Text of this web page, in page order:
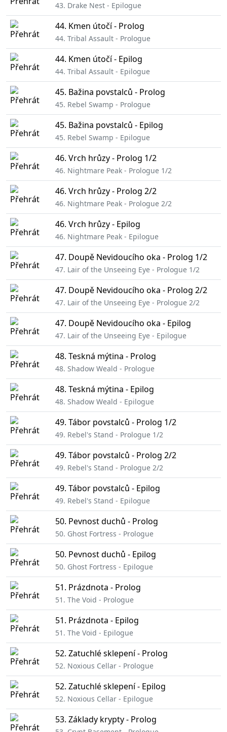
43. Drake Nest - Epilogue
44. Kmen útočí - Prolog
44. Tribal Assault - Prologue
44. Kmen útočí - Epilog
44. Tribal Assault - Epilogue
45. Bažina povstalců - Prolog
45. Rebel Swamp - Prologue
45. Bažina povstalců - Epilog
45. Rebel Swamp - Epilogue
46. Vrch hrůzy - Prolog 1/2
46. Nightmare Peak - Prologue 1/2
46. Vrch hrůzy - Prolog 2/2
46. Nightmare Peak - Prologue 2/2
46. Vrch hrůzy - Epilog
46. Nightmare Peak - Epilogue
47. Doupě Nevidoucího oka - Prolog 1/2
47. Lair of the Unseeing Eye - Prologue 1/2
47. Doupě Nevidoucího oka - Prolog 2/2
47. Lair of the Unseeing Eye - Prologue 2/2
47. Doupě Nevidoucího oka - Epilog
47. Lair of the Unseeing Eye - Epilogue
48. Teskná mýtina - Prolog
48. Shadow Weald - Prologue
48. Teskná mýtina - Epilog
48. Shadow Weald - Epilogue
49. Tábor povstalců - Prolog 1/2
49. Rebel's Stand - Prologue 1/2
49. Tábor povstalců - Prolog 2/2
49. Rebel's Stand - Prologue 2/2
49. Tábor povstalců - Epilog
49. Rebel's Stand - Epilogue
50. Pevnost duchů - Prolog
50. Ghost Fortress - Prologue
50. Pevnost duchů - Epilog
50. Ghost Fortress - Epilogue
51. Prázdnota - Prolog
51. The Void - Prologue
51. Prázdnota - Epilog
51. The Void - Epilogue
52. Zatuchlé sklepení - Prolog
52. Noxious Cellar - Prologue
52. Zatuchlé sklepení - Epilog
52. Noxious Cellar - Epilogue
53. Základy krypty - Prolog